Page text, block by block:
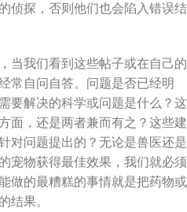
侦探，否则他们也会陷入错误结
当我们看到这些帖子或在自己的
常自问自答。问题是否已经明
要解决的科学或问题是什么？这
面，还是两者兼而有之？这些建
对问题提出的？无论是兽医还是
宠物获得最佳效果，我们就必须
做的最糟糕的事情就是把药物或
结果。